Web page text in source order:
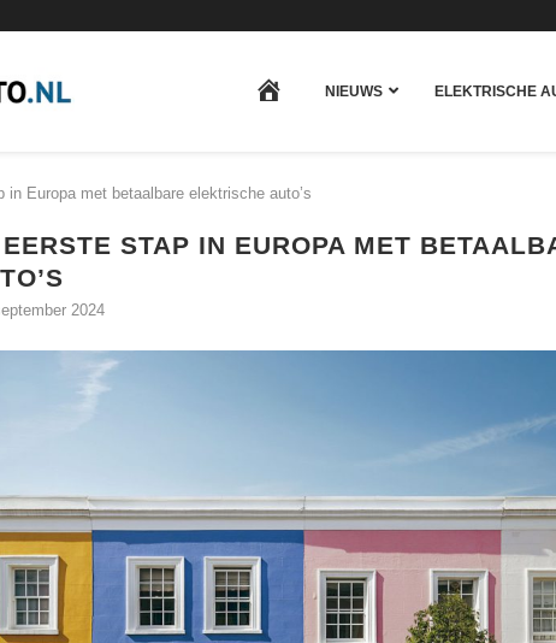
HOMENIEUWS ELEKTRISCHE
in Europa met betaalbare elektrische auto’s
STAP IN EUROPA MET
2024